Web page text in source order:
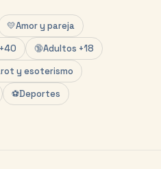
💛Amor y pareja
🔞Adultos +18
y esoterismo
⚽Deportes